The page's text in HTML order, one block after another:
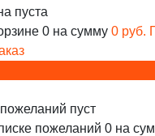
пуста
0 на сумму 0 руб.
пуст
пожеланий 0 на